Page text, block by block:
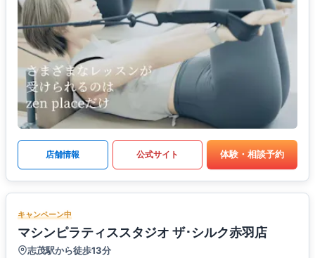
店舗情報 公式サイト 体験・相談予約
キャンペーン中
マシンピラティススタジオ ザ･シルク赤羽店
志茂駅から徒歩13分